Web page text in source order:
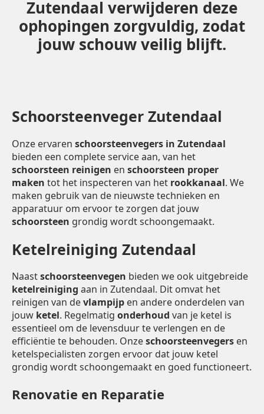
Zutendaal verwijderen deze
ophopingen zorgvuldig, zodat
jouw schouw veilig blijft.
Schoorsteenveger Zutendaal
Onze ervaren schoorsteenvegers in Zutendaal
bieden een complete service aan, van het
schoorsteen reinigen en schoorsteen proper
maken tot het inspecteren van het rookkanaal. We
maken gebruik van de nieuwste technieken en
apparatuur om ervoor te zorgen dat jouw
schoorsteen grondig wordt schoongemaakt.
Ketelreiniging Zutendaal
Naastschoorsteenvegen bieden we ook uitgebreide
ketelreiniging aan in Zutendaal. Dit omvat het
reinigen van devlampijp en andere onderdelen van
jouw ketel. Regelmatig onderhoud van je ketel is
essentieel om de levensduur te verlengen en de
efficiëntie te behouden. Onzeschoorsteenvegers en
ketelspecialisten zorgen ervoor dat jouw ketel
grondig wordt schoongemaakt en goed functioneert.
Renovatie en Reparatie